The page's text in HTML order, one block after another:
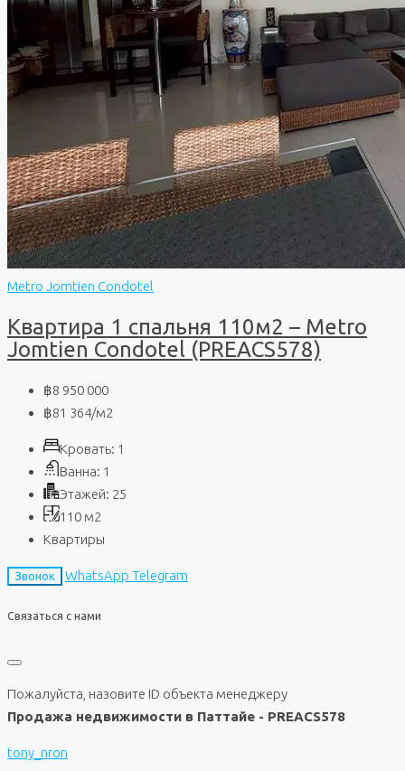
Metro Jomtien Condotel
Квартира 1 спальня 110м2 – Metro
Jomtien Condotel (PREACS578)
฿8 950 000
฿81 364/м2
Кровать: 1
Ванна: 1
Этажей: 25
110 м2
Квартиры
Звонок WhatsApp Telegram
Связаться с нами
Пожалуйста, назовите ID объекта менеджеру
Продажа недвижимости в Паттайе - PREACS578
tony_nron